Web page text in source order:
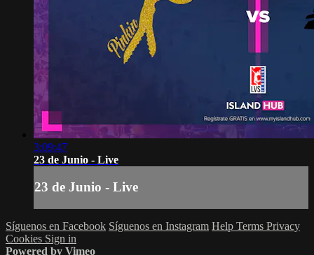
3:09:47
23 de Junio - Live
23 de Junio - Live
Síguenos en Facebook Síguenos en Instagram Help Terms Privacy
Cookies Sign in
Powered by Vimeo